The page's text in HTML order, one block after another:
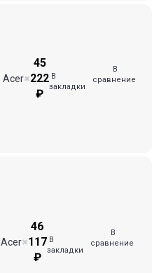
Acer✖
45
222
₽
В
закладки
В
сравнение
Acer✖
46
117
₽
В
закладки
В
сравнение